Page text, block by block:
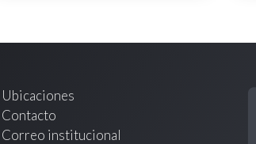
Ubicaciones
Contacto
Correo institucional